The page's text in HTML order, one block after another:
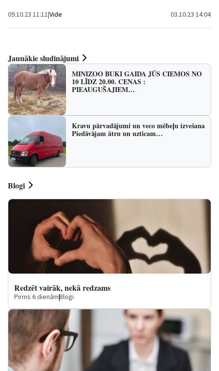
09.10.23 11:11|Vide 03.10.23 14:04|
Jaunākie sludinājumi
MINIZOO BUKI GAIDA JŪS CIEMOS NO
10 LĪDZ 20.00. CENAS :
PIEAUGUŠAJIEM…
Kravu pārvadājumi un veco mēbeļu izvešana
Piedāvājam ātru un uzticam…
Blogi
Redzēt vairāk, nekā redzams
Pirms 6 dienām|Blogi